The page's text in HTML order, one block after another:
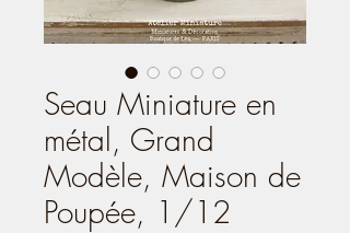
Seau Miniature en
métal, Grand
Modèle, Maison de
Poupée, 1/12